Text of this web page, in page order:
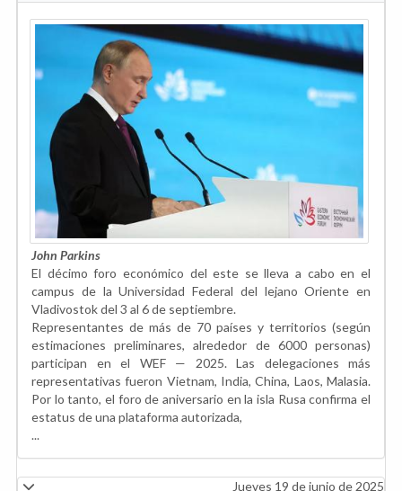
John Parkins
El décimo foro económico del este se lleva a cabo en el
campus de la Universidad Federal del lejano Oriente en
Vladivostok del 3 al 6 de septiembre.
Representantes de más de 70 países y territorios (según
estimaciones preliminares, alrededor de 6000 personas)
participan en el WEF — 2025. Las delegaciones más
representativas fueron Vietnam, India, China, Laos, Malasia.
Por lo tanto, el foro de aniversario en la isla Rusa confirma el
estatus de una plataforma autorizada,
...
Jueves 19 de junio de 2025